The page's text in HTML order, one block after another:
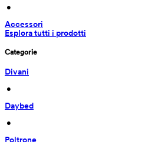
•
Accessori
Esplora tutti i prodotti
Categorie
Divani
•
Daybed
•
Poltrone